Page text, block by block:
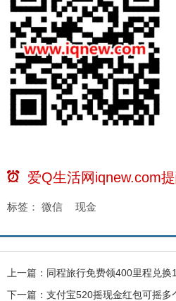
爱Q生活网iqnew.com提
标签： 微信 现金
上一篇： 同程旅行免费领400里程兑换
下一篇： 支付宝520摇现金红包可摇多